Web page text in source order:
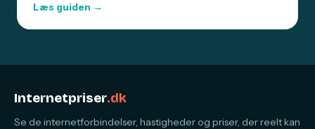
Læs guiden →
Internetpriser.dk
Se de internetforbindelser, hastigheder og priser, der reelt kan